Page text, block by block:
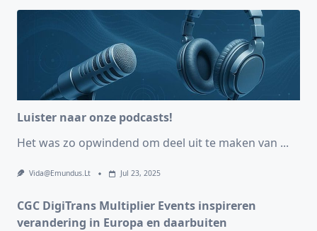
Luister naar onze podcasts!
Het was zo opwindend om deel uit te maken van ...
Vida@emundus.lt Jul 23, 2025
CGC DigiTrans Multiplier Events inspireren
verandering in Europa en daarbuiten